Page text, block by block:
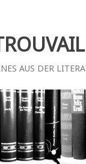
AUS DER